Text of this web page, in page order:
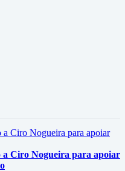
Ciro Nogueira para apoiar